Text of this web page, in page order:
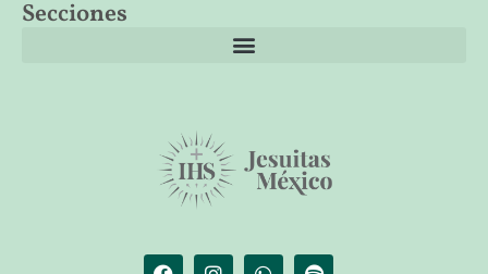
Secciones